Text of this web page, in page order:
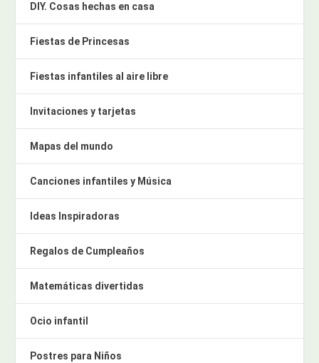
DIY. Cosas hechas en casa
Fiestas de Princesas
Fiestas infantiles al aire libre
Invitaciones y tarjetas
Mapas del mundo
Canciones infantiles y Música
Ideas Inspiradoras
Regalos de Cumpleaños
Matemáticas divertidas
Ocio infantil
Postres para Niños